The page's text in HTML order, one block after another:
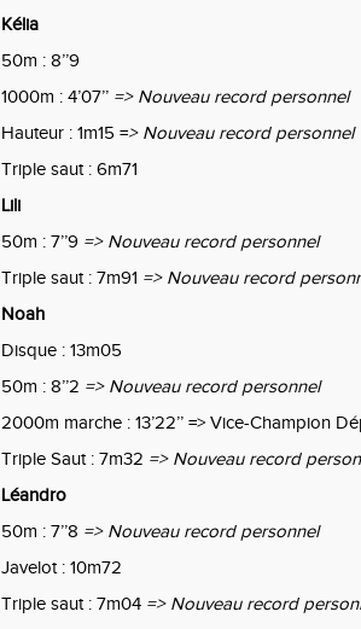
Kélia
50m : 8’’9
1000m : 4’07’’ => Nouveau record personnel
Hauteur : 1m15 => Nouveau record personnel
Triple saut : 6m71
Lili
50m : 7’’9 => Nouveau record personnel
Triple saut : 7m91 => Nouveau record
Noah
Disque : 13m05
50m : 8’’2 => Nouveau record personnel
2000m marche : 13’22’’ => Vice-Champion
Triple Saut : 7m32 => Nouveau record
Léandro
50m : 7’’8 => Nouveau record personnel
Javelot : 10m72
Triple saut : 7m04 => Nouveau record